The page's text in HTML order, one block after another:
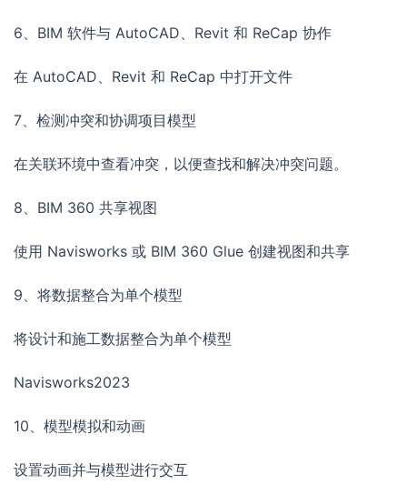
6、BIM 软件与 AutoCAD、Revit 和 ReCap 协作
在 AutoCAD、Revit 和 ReCap 中打开文件
7、检测冲突和协调项目模型
在关联环境中查看冲突，以便查找和解决冲突问题。
8、BIM 360 共享视图
使用 Navisworks 或 BIM 360 Glue 创建视图和共享
9、将数据整合为单个模型
将设计和施工数据整合为单个模型
Navisworks2023
10、模型模拟和动画
设置动画并与模型进行交互